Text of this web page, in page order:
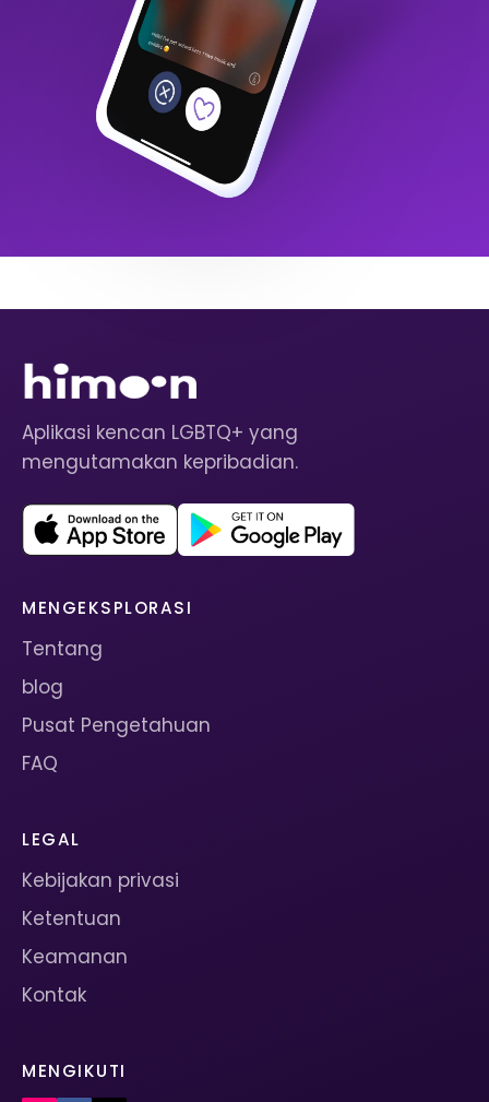
Aplikasi kencan LGBTQ+ yang
mengutamakan kepribadian.
MENGEKSPLORASI
Tentang
blog
Pusat Pengetahuan
FAQ
LEGAL
Kebijakan privasi
Ketentuan
Keamanan
Kontak
MENGIKUTI